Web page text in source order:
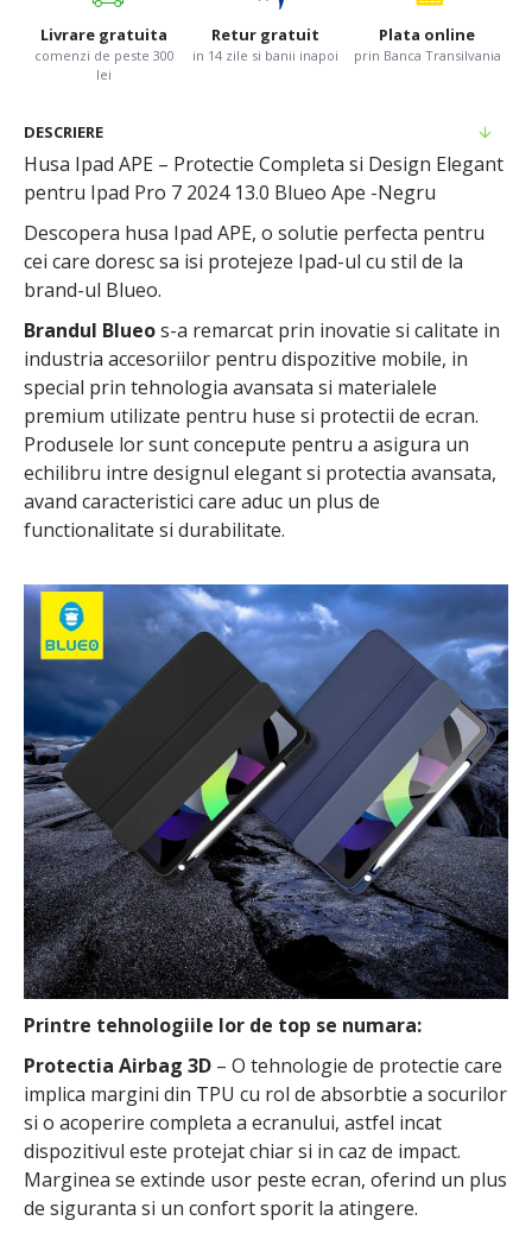
Livrare gratuita
comenzi de peste 300
lei
Retur gratuit
in 14 zile si banii inapoi
Plata online
prin Banca Transilvania
DESCRIERE
Husa Ipad APE – Protectie Completa si Design Elegant
pentru Ipad Pro 7 2024 13.0 Blueo Ape -Negru
Descopera husa Ipad APE, o solutie perfecta pentru
cei care doresc sa isi protejeze Ipad-ul cu stil de la
brand-ul Blueo.
Brandul Blueos-a remarcat prin inovatie si calitate in
industria accesoriilor pentru dispozitive mobile, in
special prin tehnologia avansata si materialele
premium utilizate pentru huse si protectii de ecran.
Produsele lor sunt concepute pentru a asigura un
echilibru intre designul elegant si protectia avansata,
avand caracteristici care aduc un plus de
functionalitate si durabilitate.
Printre tehnologiile lor de top se numara:
Protectia Airbag 3D – O tehnologie de protectie care
implica margini din TPU cu rol de absorbtie a socurilor
si o acoperire completa a ecranului, astfel incat
dispozitivul este protejat chiar si in caz de impact.
Marginea se extinde usor peste ecran, oferind un plus
de siguranta si un confort sporit la atingere.